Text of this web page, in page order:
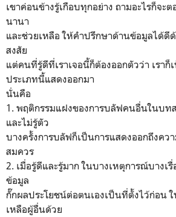
เขาค่อนข้างรู้เกือบทุกอย่าง ถามอะไรก็จะ
นานา
และช่วยเหลือ ให้คำปรึกษาด้านข้อมูลได้ดี
สงสัย
แต่คนที่รู้ดีที่เราเจอนี้ก็ต้องออกตัวว่า เรา
ประเภทนี้แสดงออกมา
นั่นคือ
1. พฤติกรรมแฝงของการบลัฟคนอื่นในบ
และไม่รู้ตัว
บางครั้งการบลัฟก็เป็นการแสดงออกถึงคว
สมควร
2. เมื่อรู้ดีและรู้มาก ในบางเหตุการณ์บางเ
ข้อมูล
กั๊กผลประโยชน์ต่อตนเองเป็นที่ตั้งไว้ก่อน
เหลือผู้อื่นด้วย